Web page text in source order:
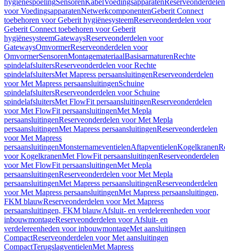
hygiënespoelingSensorenKabelVoedingsapparatenReserveonderdelen
voor VoedingsapparatenNetwerkcomponentenGeberit Connect
toebehoren voor Geberit hygiënesysteemReserveonderdelen voor
Geberit Connect toebehoren voor Geberit
hygiënesysteemGatewaysReserveonderdelen voor
GatewaysOmvormerReserveonderdelen voor
OmvormerSensorenMontagemateriaalBasisarmaturenRechte
spindelafsluitersReserveonderdelen voor Rechte
spindelafsluitersMet Mapress persaansluitingenReserveonderdelen
voor Met Mapress persaansluitingenSchuine
spindelafsluitersReserveonderdelen voor Schuine
spindelafsluitersMet FlowFit persaansluitingenReserveonderdelen
voor Met FlowFit persaansluitingenMet Mepla
persaansluitingenReserveonderdelen voor Met Mepla
persaansluitingenMet Mapress persaansluitingenReserveonderdelen
voor Met Mapress
persaansluitingenMonsternameventielenAftapventielenKogelkranen
voor KogelkranenMet FlowFit persaansluitingenReserveonderdelen
voor Met FlowFit persaansluitingenMet Mepla
persaansluitingenReserveonderdelen voor Met Mepla
persaansluitingenMet Mapress persaansluitingenReserveonderdelen
voor Met Mapress persaansluitingenMet Mapress persaansluitingen,
FKM blauwReserveonderdelen voor Met Mapress
persaansluitingen, FKM blauwAfsluit- en verdelereenheden voor
inbouwmontageReserveonderdelen voor Afsluit- en
verdelereenheden voor inbouwmontageMet aansluitingen
CompactReserveonderdelen voor Met aansluitingen
CompactTerugslagventielenMet Mapress